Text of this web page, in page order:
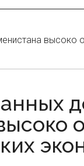
высоко